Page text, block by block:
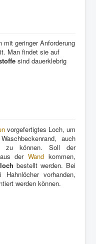
mit geringer Anforderung
Man findet sie auf
sind dauerklebrig
vorgefertigtes Loch, um
auch
zu können. Soll der
aus derWand kommen,
bestellt werden. Bei
vorhanden,
werden können.